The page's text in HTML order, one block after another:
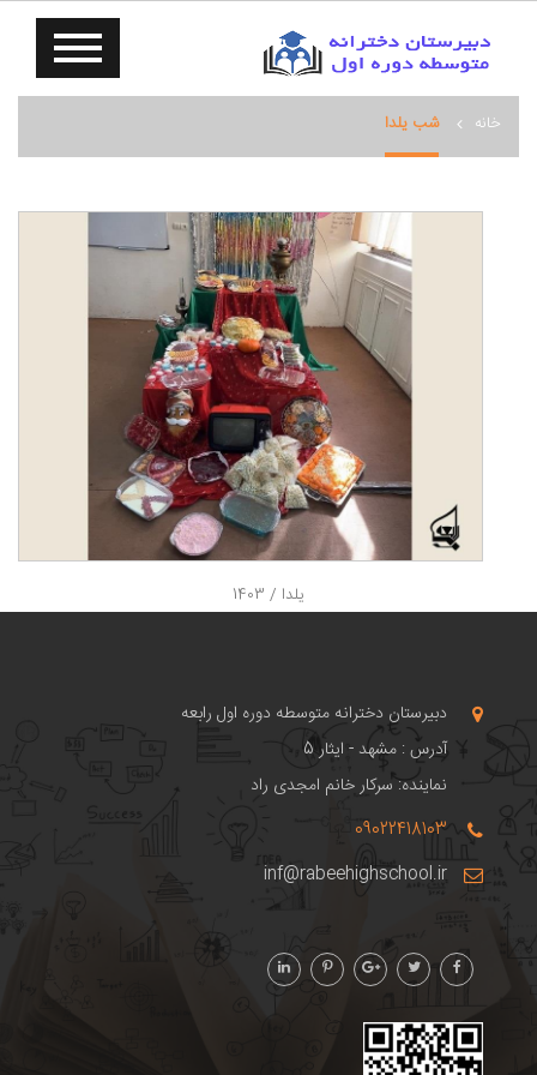
خانه شب يلدا
يلدا / 1403
دبیرستان دخترانه متوسطه دوره اول رابعه
آدرس : مشهد - ایثار 5
نماینده: سرکار خانم امجدی راد
09022418103
inf@rabeehighschool.ir